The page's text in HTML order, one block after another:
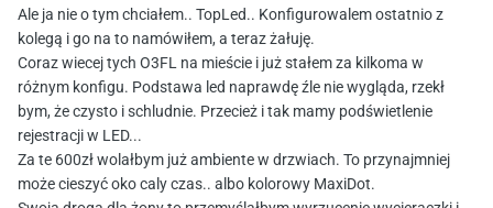
Ale ja nie o tym chciałem.. TopLed.. Konfigurowalem ostatnio z
kolegą i go na to namówiłem, a teraz żałuję.
Coraz wiecej tych O3FL na mieście i już stałem za kilkoma w
różnym konfigu. Podstawa led naprawdę źle nie wygląda, rzekł
bym, że czysto i schludnie. Przecież i tak mamy podświetlenie
rejestracji w LED...
Za te 600zł wolałbym już ambiente w drzwiach. To przynajmniej
może cieszyć oko caly czas.. albo kolorowy MaxiDot.